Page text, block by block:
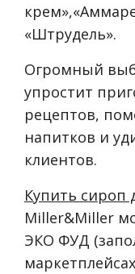
«Штрудель».
Огромный
упростит
рецептов,
напитков и
клиентов.
Купить сироп
Miller&Miller
ЭКО ФУД